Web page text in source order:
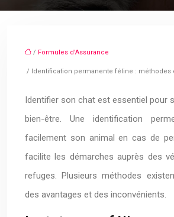
/ Formules d'Assurance
/ Identification permanente féline : méthodes
Identifier son chat est essentiel pour
bien-être. Une identification
facilement son animal en cas de
facilite les démarches auprès des
refuges. Plusieurs méthodes
des avantages et des inconvénients.